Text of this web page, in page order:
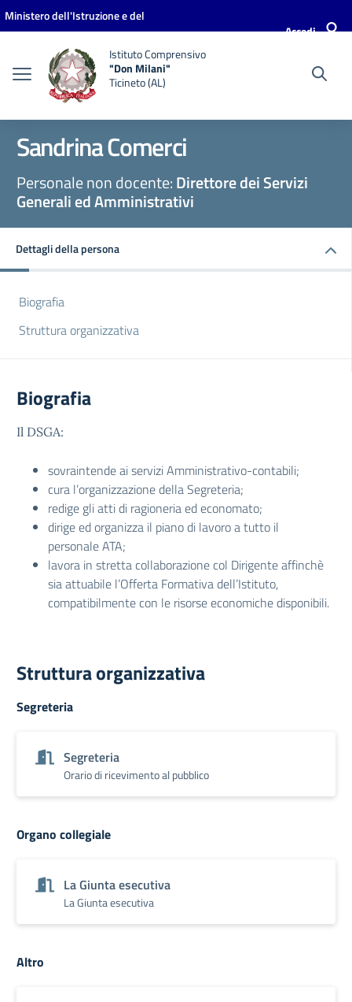
Vai ai contenuti
Vai al menu di navigazione
Vai al footer
Ministero dell'Istruzione e del
Accedi
Istituto Comprensivo
"Don Milani"
Ticineto (AL)
Sandrina Comerci
Personale non docente:Direttore dei Servizi
Generali ed Amministrativi
Dettagli della persona
Biografia
Struttura organizzativa
Biografia
Il DSGA:
sovraintende ai servizi Amministrativo-contabili;
cura l’organizzazione della Segreteria;
redige gli atti di ragioneria ed economato;
dirige ed organizza il piano di lavoro a tutto il
personale ATA;
lavora in stretta collaborazione col Dirigente affinchè
sia attuabile l’Offerta Formativa dell’Istituto,
compatibilmente con le risorse economiche disponibili.
Struttura organizzativa
Segreteria
Segreteria
Orario di ricevimento al pubblico
Organo collegiale
La Giunta esecutiva
La Giunta esecutiva
Altro